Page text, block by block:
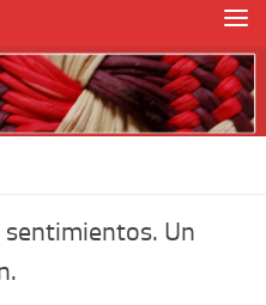
Un